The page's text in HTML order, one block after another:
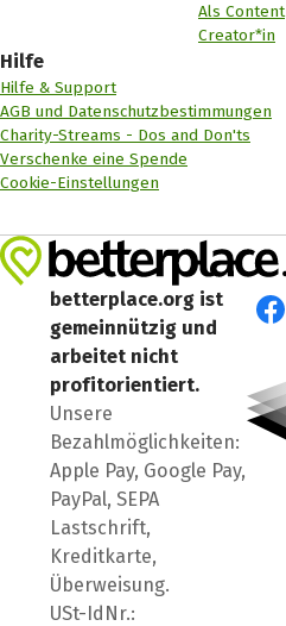
Als Content
Creator*in
Hilfe
Hilfe & Support
AGB und Datenschutzbestimmungen
Charity-Streams - Dos and Don'ts
Verschenke eine Spende
Cookie-Einstellungen
betterplace.org ist
gemeinnützig und
arbeitet nicht
profitorientiert.
Unsere
Bezahlmöglichkeiten:
Apple Pay, Google Pay,
PayPal, SEPA
Lastschrift,
Kreditkarte,
Überweisung.
USt-IdNr.: